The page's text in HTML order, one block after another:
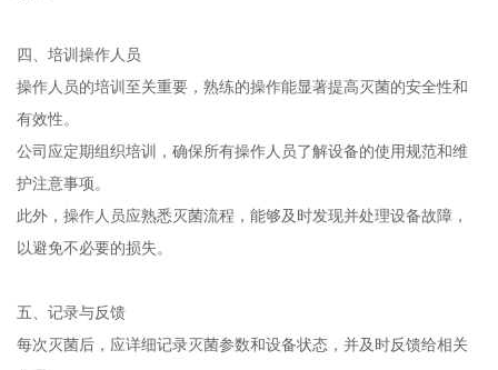
四、培训操作人员
操作人员的培训至关重要，熟练的操作能显著提高灭菌的安全性和
有效性。
公司应定期组织培训，确保所有操作人员了解设备的使用规范和维
护注意事项。
此外，操作人员应熟悉灭菌流程，能够及时发现并处理设备故障，
以避免不必要的损失。
五、记录与反馈
每次灭菌后，应详细记录灭菌参数和设备状态，并及时反馈给相关